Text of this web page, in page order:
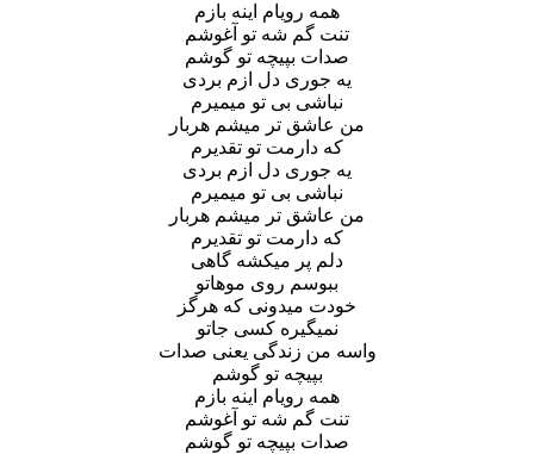
همه رویام اینه بازم
تنت گم شه تو آغوشم
صدات بپیچه تو گوشم
یه جوری دل ازم بردی
نباشی بی تو میمیرم
من عاشق تر میشم هربار
که دارمت تو تقدیرم
یه جوری دل ازم بردی
نباشی بی تو میمیرم
من عاشق تر میشم هربار
که دارمت تو تقدیرم
دلم پر میکشه گاهی
ببوسم روی موهاتو
خودت میدونی که هرگز
نمیگیره کسی جاتو
واسه من زندگی یعنی صدات
بپیچه تو گوشم
همه رویام اینه بازم
تنت گم شه تو آغوشم
صدات بپیچه تو گوشم